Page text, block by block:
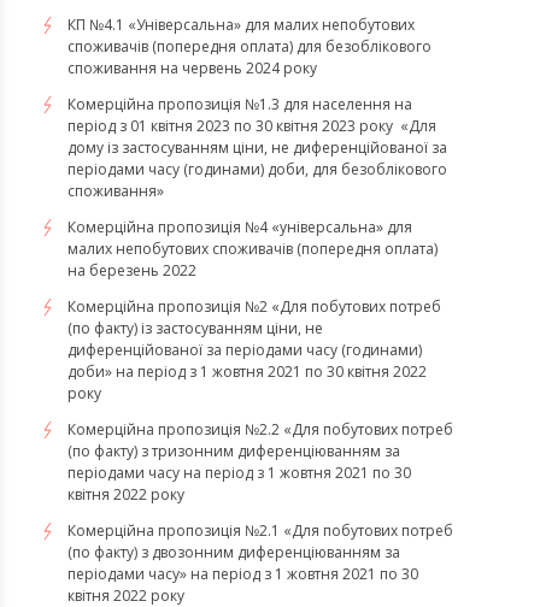
КП №4.1 «Універсальна» для малих непобутових
споживачів (попередня оплата) для безоблікового
споживання на червень 2024 року
​​​​​​​Комерційна пропозиція №1.3 для населення на
період з 01 квітня 2023 по 30 квітня 2023 року «Для
дому із застосуванням ціни, не диференційованої за
періодами часу (годинами) доби, для безоблікового
споживання»
​​​​​​​Комерційна пропозиція №4 «універсальна» для
малих непобутових споживачів (попередня оплата)
на березень 2022
Комерційна пропозиція №2 «Для побутових потреб
(по факту) із застосуванням ціни, не
диференційованої за періодами часу (годинами)
доби» на період з 1 жовтня 2021 по 30 квітня 2022
року
Комерційна пропозиція №2.2 «Для побутових потреб
(по факту) з тризонним диференціюванням за
періодами часу на період з 1 жовтня 2021 по 30
квітня 2022 року
Комерційна пропозиція №2.1 «Для побутових потреб
(по факту) з двозонним диференціюванням за
періодами часу» на період з 1 жовтня 2021 по 30
квітня 2022 року